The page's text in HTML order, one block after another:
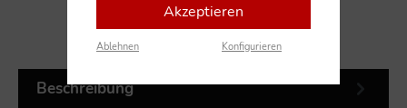
Beschreibung
Akzeptieren
Ablehnen Konfigurieren